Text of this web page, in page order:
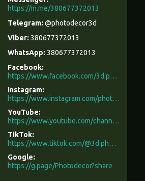
https://m.me/380677372013
@photodecor3d
380677372013
380677372013
Facebook
https://www.facebook.com/3d.photodecor/
Instagram
https://www.instagram.com/photodecor.com.ua/
YouTube
https://www.youtube.com/channel/UCXCUerfqRY1Pw7-IptdbqyA/videos
TikTok
https://www.tiktok.com/@3d.photodecor?is_from_webapp=1&sender_device=pc
Google
https://g.page/Photodecor?share